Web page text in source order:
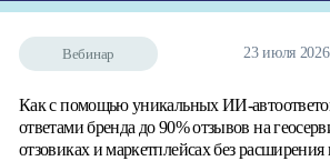
Вебинар 23 июля 2026
Как с помощью уникальных ИИ-
ответами бренда до 90% отзывов на
отзовиках и маркетплейсах без расширения